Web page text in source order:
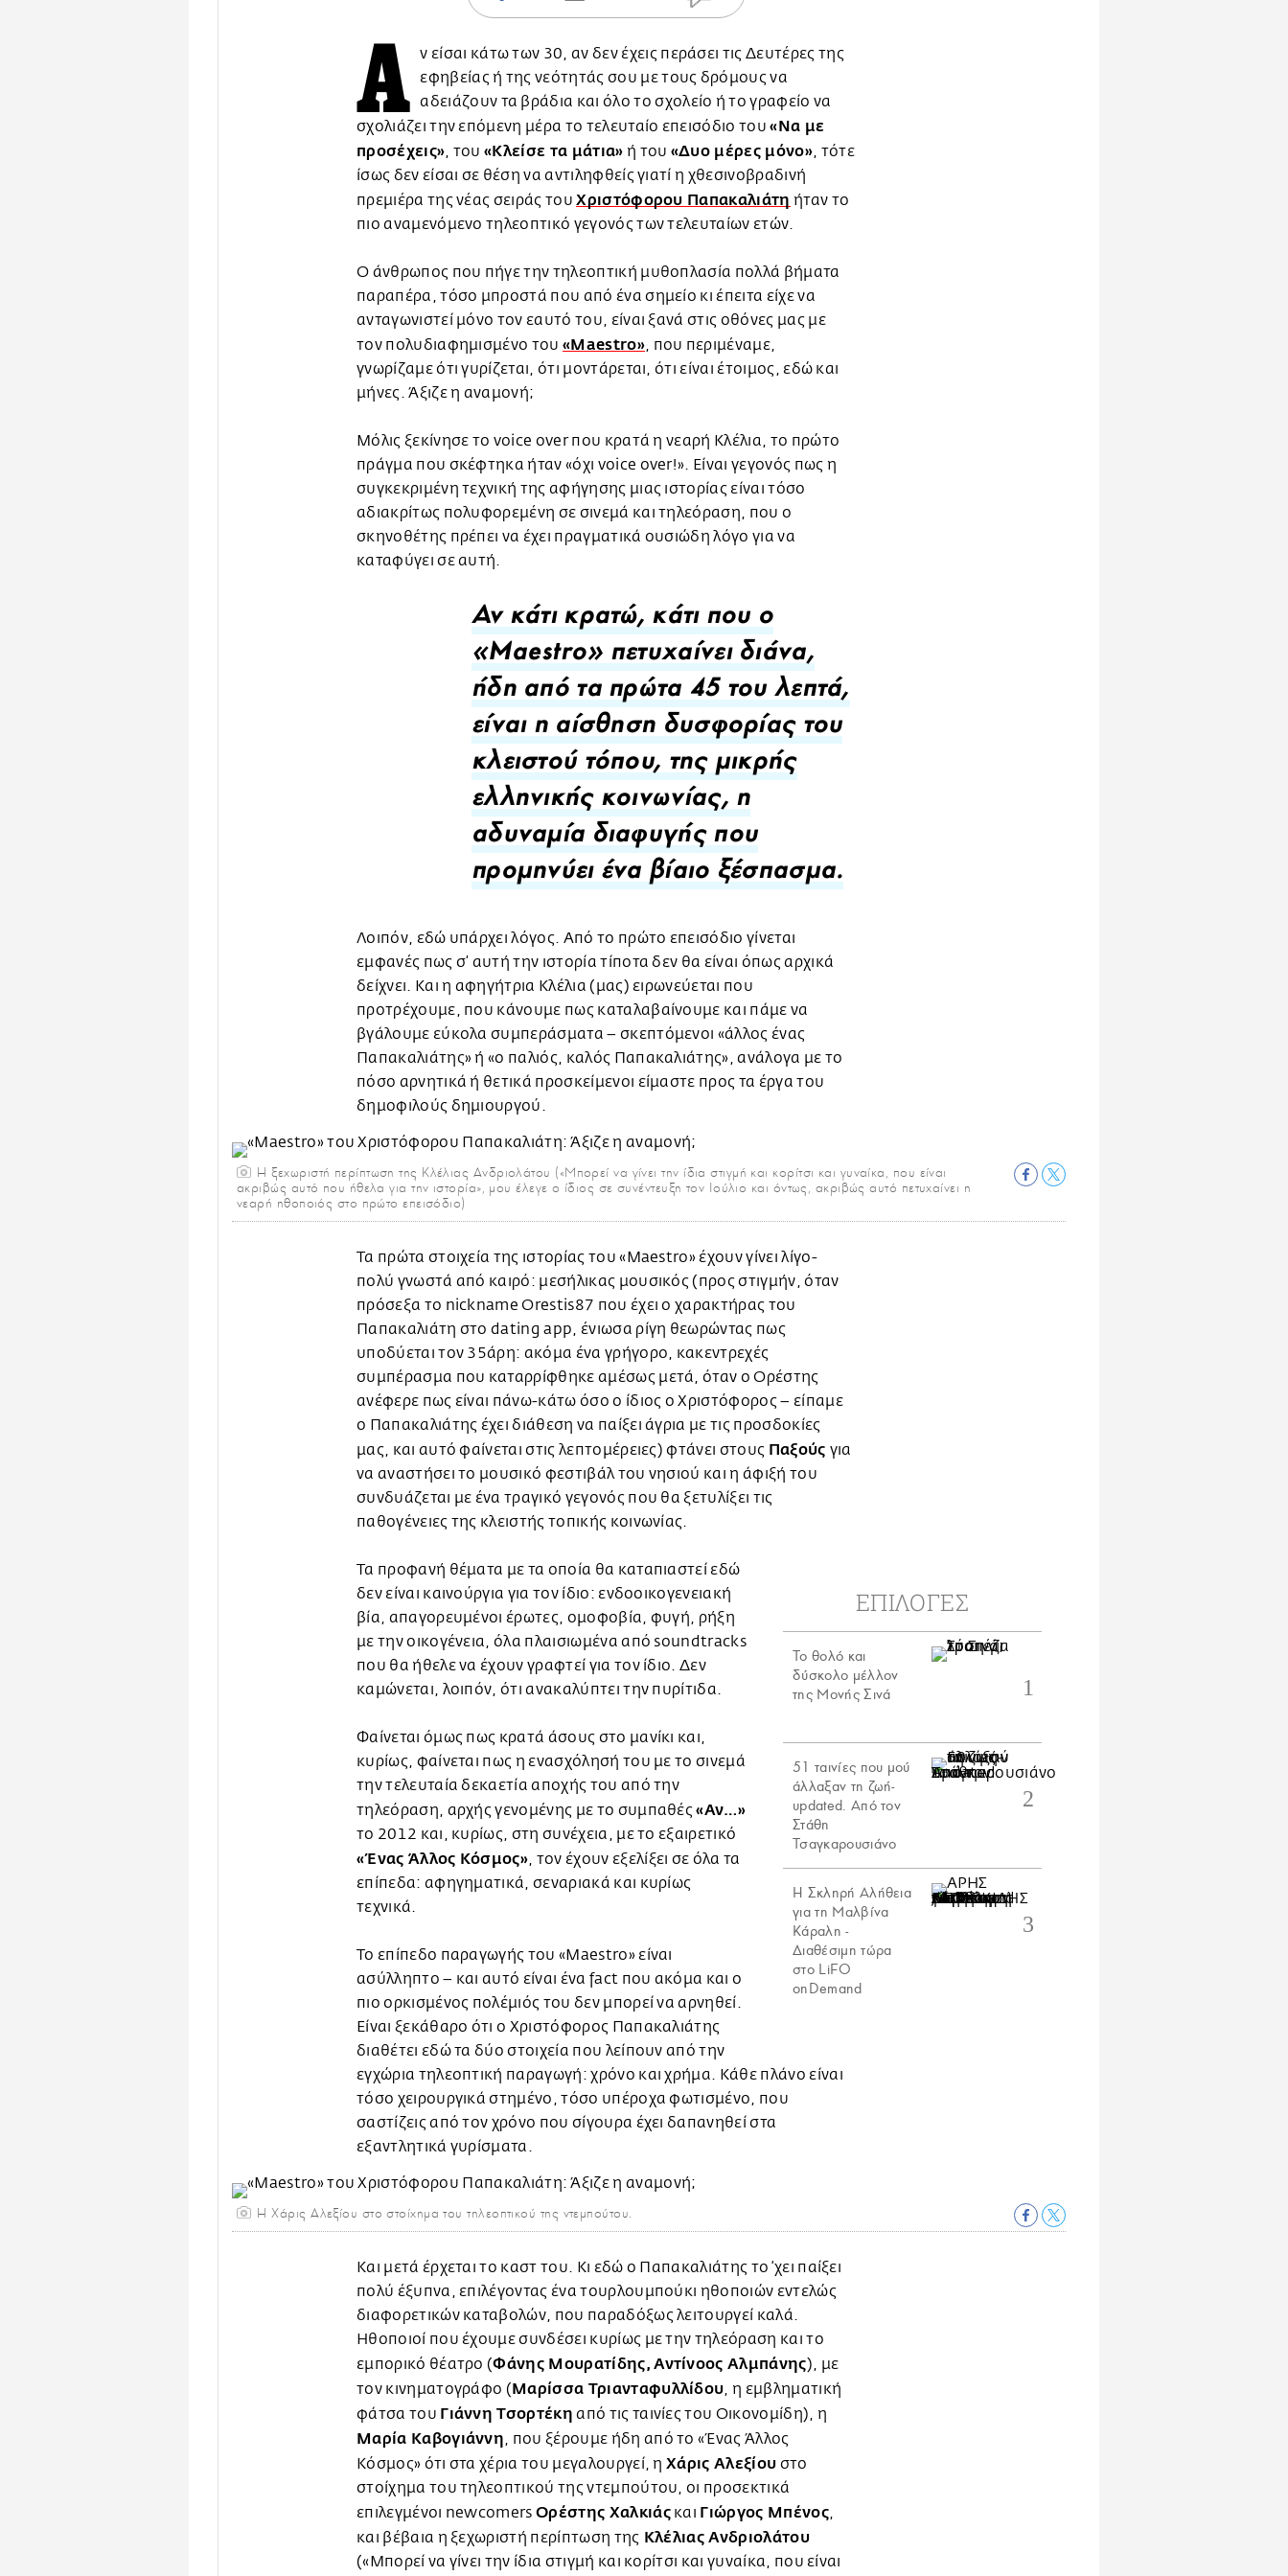
Α ν είσαι κάτω των 30, αν δεν έχεις περάσει τις Δευτέρες της
εφηβείας ή της νεότητάς σου με τους δρόμους να
αδειάζουν τα βράδια και όλο το σχολείο ή το γραφείο να
σχολιάζει την επόμενη μέρα το τελευταίο επεισόδιο του«Να με
προσέχεις», του«Κλείσε τα μάτια» ή του «Δυο μέρες μόνο», τότε
ίσως δεν είσαι σε θέση να αντιληφθείς γιατί η χθεσινοβραδινή
πρεμιέρα της νέας σειράς τουΧριστόφορου Παπακαλιάτη ήταν το
πιο αναμενόμενο τηλεοπτικό γεγονός των τελευταίων ετών.
Ο άνθρωπος που πήγε την τηλεοπτική μυθοπλασία πολλά βήματα
παραπέρα, τόσο μπροστά που από ένα σημείο κι έπειτα είχε να
ανταγωνιστεί μόνο τον εαυτό του, είναι ξανά στις οθόνες μας με
τον πολυδιαφημισμένο του«Maestro», που περιμέναμε,
γνωρίζαμε ότι γυρίζεται, ότι μοντάρεται, ότι είναι έτοιμος, εδώ και
μήνες. Άξιζε η αναμονή;
Μόλις ξεκίνησε το voice over που κρατά η νεαρή Κλέλια, το πρώτο
πράγμα που σκέφτηκα ήταν «όχι voice over!». Είναι γεγονός πως η
συγκεκριμένη τεχνική της αφήγησης μιας ιστορίας είναι τόσο
αδιακρίτως πολυφορεμένη σε σινεμά και τηλεόραση, που ο
σκηνοθέτης πρέπει να έχει πραγματικά ουσιώδη λόγο για να
καταφύγει σε αυτή.
Αν κάτι κρατώ, κάτι που ο
«Maestro» πετυχαίνει διάνα,
ήδη από τα πρώτα 45 του λεπτά,
είναι η αίσθηση δυσφορίας του
κλειστού τόπου, της μικρής
ελληνικής κοινωνίας, η
αδυναμία διαφυγής που
προμηνύει ένα βίαιο ξέσπασμα.
Λοιπόν, εδώ υπάρχει λόγος. Από το πρώτο επεισόδιο γίνεται
εμφανές πως σ’ αυτή την ιστορία τίποτα δεν θα είναι όπως αρχικά
δείχνει. Και η αφηγήτρια Κλέλια (μας) ειρωνεύεται που
προτρέχουμε, που κάνουμε πως καταλαβαίνουμε και πάμε να
βγάλουμε εύκολα συμπεράσματα – σκεπτόμενοι «άλλος ένας
Παπακαλιάτης» ή «ο παλιός, καλός Παπακαλιάτης», ανάλογα με το
πόσο αρνητικά ή θετικά προσκείμενοι είμαστε προς τα έργα του
δημοφιλούς δημιουργού.
Η ξεχωριστή περίπτωση της Κλέλιας Ανδριολάτου («Μπορεί να γίνει την ίδια στιγμή και κορίτσι και γυναίκα, που είναι
ακριβώς αυτό που ήθελα για την ιστορία», μου έλεγε ο ίδιος σε συνέντευξη τον Ιούλιο και όντως, ακριβώς αυτό πετυχαίνει η
νεαρή ηθοποιός στο πρώτο επεισόδιο)
Τα πρώτα στοιχεία της ιστορίας του «Maestro» έχουν γίνει λίγο-
πολύ γνωστά από καιρό: μεσήλικας μουσικός (προς στιγμήν, όταν
πρόσεξα το nickname Orestis87 που έχει ο χαρακτήρας του
Παπακαλιάτη στο dating app, ένιωσα ρίγη θεωρώντας πως
υποδύεται τον 35άρη: ακόμα ένα γρήγορο, κακεντρεχές
συμπέρασμα που καταρρίφθηκε αμέσως μετά, όταν ο Ορέστης
ανέφερε πως είναι πάνω-κάτω όσο ο ίδιος ο Χριστόφορος – είπαμε
ο Παπακαλιάτης έχει διάθεση να παίξει άγρια με τις προσδοκίες
μας, και αυτό φαίνεται στις λεπτομέρειες) φτάνει στους Παξούς για
να αναστήσει το μουσικό φεστιβάλ του νησιού και η άφιξή του
συνδυάζεται με ένα τραγικό γεγονός που θα ξετυλίξει τις
παθογένειες της κλειστής τοπικής κοινωνίας.
ΕΠΙΛΟΓΕΣ
Το θολό και
δύσκολο μέλλον
της Μονής Σινά
51 ταινίες που μού
άλλαξαν τη ζωή-
updated. Aπό τον
Στάθη
Τσαγκαρουσιάνο
Η Σκληρή Αλήθεια
για τη Μαλβίνα
Κάραλη -
Διαθέσιμη τώρα
στo LiFO
onDemand
Τα προφανή θέματα με τα οποία θα καταπιαστεί εδώ
δεν είναι καινούργια για τον ίδιο: ενδοοικογενειακή
βία, απαγορευμένοι έρωτες, ομοφοβία, φυγή, ρήξη
με την οικογένεια, όλα πλαισιωμένα από soundtracks
που θα ήθελε να έχουν γραφτεί για τον ίδιο. Δεν
καμώνεται, λοιπόν, ότι ανακαλύπτει την πυρίτιδα.
Φαίνεται όμως πως κρατά άσους στο μανίκι και,
κυρίως, φαίνεται πως η ενασχόλησή του με το σινεμά
την τελευταία δεκαετία αποχής του από την
τηλεόραση, αρχής γενομένης με το συμπαθές«Αν…»
το 2012 και, κυρίως, στη συνέχεια, με το εξαιρετικό
«Ένας Άλλος Κόσμος», τον έχουν εξελίξει σε όλα τα
επίπεδα: αφηγηματικά, σεναριακά και κυρίως
τεχνικά.
Το επίπεδο παραγωγής του «Maestro» είναι
ασύλληπτο – και αυτό είναι ένα fact που ακόμα και ο
πιο ορκισμένος πολέμιός του δεν μπορεί να αρνηθεί.
Είναι ξεκάθαρο ότι ο Χριστόφορος Παπακαλιάτης
διαθέτει εδώ τα δύο στοιχεία που λείπουν από την
εγχώρια τηλεοπτική παραγωγή: χρόνο και χρήμα. Κάθε πλάνο είναι
τόσο χειρουργικά στημένο, τόσο υπέροχα φωτισμένο, που
σαστίζεις από τον χρόνο που σίγουρα έχει δαπανηθεί στα
εξαντλητικά γυρίσματα.
Η Χάρις Αλεξίου στο στοίχημα του τηλεοπτικού της ντεμπούτου.
Και μετά έρχεται το καστ του. Κι εδώ ο Παπακαλιάτης το ‘χει παίξει
πολύ έξυπνα, επιλέγοντας ένα τουρλουμπούκι ηθοποιών εντελώς
διαφορετικών καταβολών, που παραδόξως λειτουργεί καλά.
Ηθοποιοί που έχουμε συνδέσει κυρίως με την τηλεόραση και το
εμπορικό θέατρο (Φάνης Μουρατίδης, Αντίνοος Αλμπάνης), με
τον κινηματογράφο (Μαρίσσα Τριανταφυλλίδου, η εμβληματική
φάτσα του Γιάννη Τσορτέκη από τις ταινίες του Οικονομίδη), η
Μαρία Καβογιάννη, που ξέρουμε ήδη από το «Ένας Άλλος
Κόσμος» ότι στα χέρια του μεγαλουργεί, ηΧάρις Αλεξίου στο
στοίχημα του τηλεοπτικού της ντεμπούτου, οι προσεκτικά
επιλεγμένοι newcomersΟρέστης Χαλκιάςκαι Γιώργος Μπένος,
και βέβαια η ξεχωριστή περίπτωση της Κλέλιας Ανδριολάτου
(«Μπορεί να γίνει την ίδια στιγμή και κορίτσι και γυναίκα, που είναι